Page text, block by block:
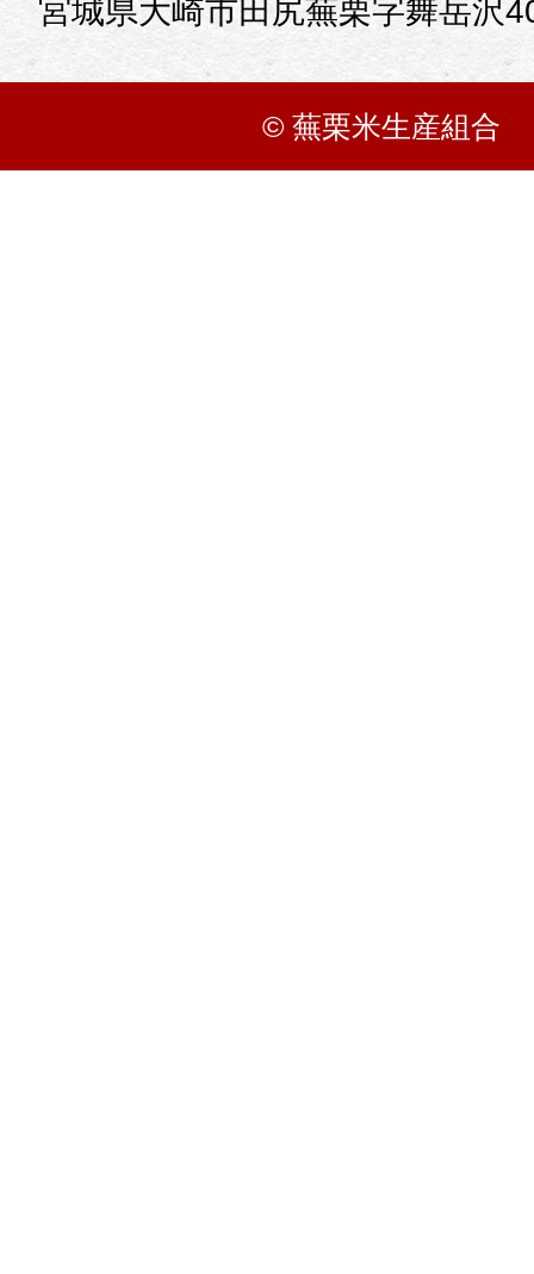
宮城県大崎市田尻蕪栗字舞岳沢
© 蕪栗米生産組合